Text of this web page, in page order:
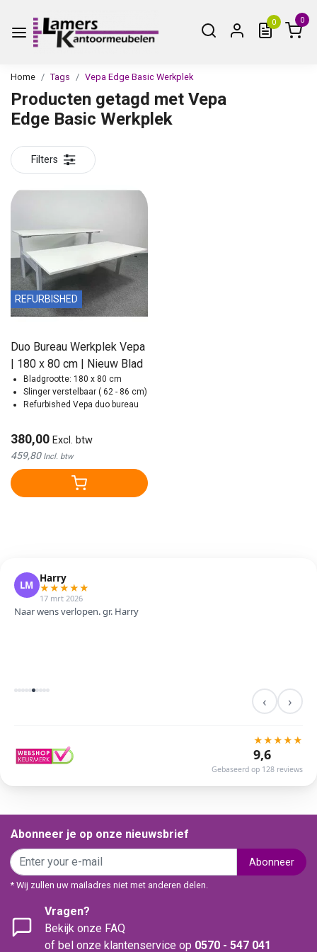
0 0
Home Tags Vepa Edge Basic Werkplek
Producten getagd met Vepa
Edge Basic Werkplek
Filters
REFURBISHED
Duo Bureau Werkplek Vepa
| 180 x 80 cm | Nieuw Blad
Bladgrootte: 180 x 80 cm
Slinger verstelbaar ( 62 - 86 cm)
Refurbished Vepa duo bureau
380,00 Excl. btw
459,80 Incl. btw
LM
Harry
★★★★★
17 mrt 2026
Naar wens verlopen. gr. Harry
‹ ›
★★★★★
9,6
Gebaseerd op 128 reviews
Abonneer je op onze nieuwsbrief
Abonneer
* Wij zullen uw mailadres niet met anderen delen.
Vragen?
Bekijk onze FAQ
of bel onze klantenservice op 0570 - 547 041